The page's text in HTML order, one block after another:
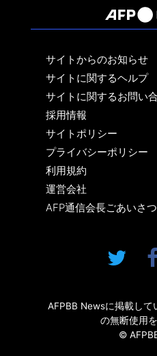
サイトからのお知らせ
サイトに関するヘルプ
サイトに関するお問い
採用情報
サイトポリシー
プライバシーポリシー
利用規約
運営会社
AFP通信会長ごあいさつ
AFPBB Newsに掲載し
の無断使用
©